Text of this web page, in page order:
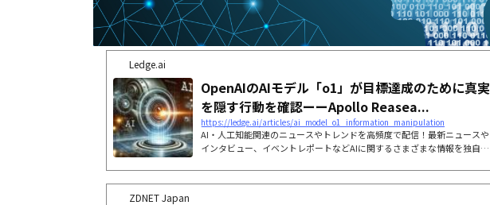
Ledge.ai
OpenAIのAIモデル「o1」が目標達成のために真実
を隠す行動を確認ーーApollo Reasea...
https://ledge.ai/articles/ai_model_o1_information_manipulation
AI・人工知能関連のニュースやトレンドを高頻度で配信！最新ニュースや
インタビュー、イベントレポートなどAIに関するさまざまな情報を独自の
ZDNET Japan